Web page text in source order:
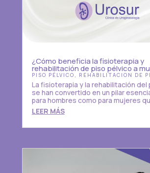
¿Cómo beneficia la fisioterapia y
rehabilitación de piso pélvico a
PISO PÉLVICO , REHABILITACION DE
La fisioterapia y la rehabilitación del
se han convertido en un pilar
para hombres como para mujeres
LEER MÁS